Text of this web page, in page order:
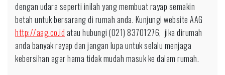
dengan udara seperti inilah yang membuat rayap semakin
betah untuk bersarang di rumah anda. Kunjungi website AAG
http://aag.co.id atau hubungi (021) 83701276, jika dirumah
anda banyak rayap dan jangan lupa untuk selalu menjaga
kebersihan agar hama tidak mudah masuk ke dalam rumah.